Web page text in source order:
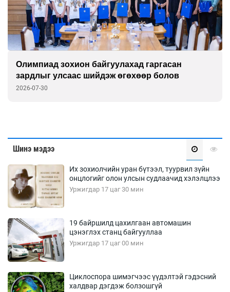
Олимпиад зохион байгуулахад гаргасан
зардлыг улсаас шийдэж өгөхөөр болов
2026-07-30
Шинэ мэдээ
Их зохиолчийн уран бүтээл, туурвил зүйн
онцлогийг олон улсын судлаачид хэлэлцлээ
Уржигдар 17 цаг 30 мин
19 байршилд цахилгаан автомашин
цэнэглэх станц байгууллаа
Уржигдар 17 цаг 00 мин
Циклоспора шимэгчээс үүдэлтэй гэдэсний
халдвар дэгдэж болзошгүй